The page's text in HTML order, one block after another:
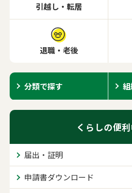
引越し・転居
退職・老後
分類で探す
くらしの便
届出・証明
申請書ダウンロード